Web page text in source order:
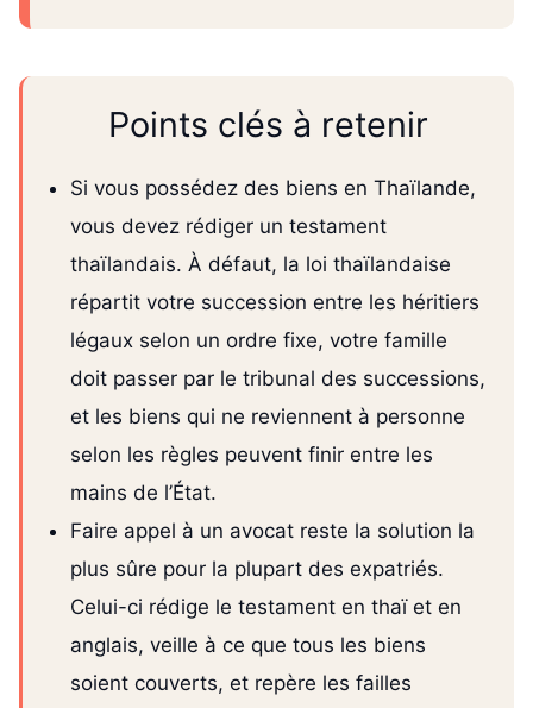
Points clés à retenir
Si vous possédez des biens en Thaïlande,
vous devez rédiger un testament
thaïlandais. À défaut, la loi thaïlandaise
répartit votre succession entre les héritiers
légaux selon un ordre fixe, votre famille
doit passer par le tribunal des successions,
et les biens qui ne reviennent à personne
selon les règles peuvent finir entre les
mains de l’État.
Faire appel à un avocat reste la solution la
plus sûre pour la plupart des expatriés.
Celui-ci rédige le testament en thaï et en
anglais, veille à ce que tous les biens
soient couverts, et repère les failles